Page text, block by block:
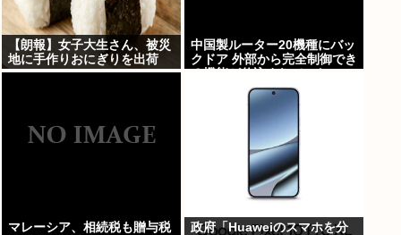
【朗報】女子大生さん、被災
地に手作りおにぎりを出荷
中国製ルーター20機種にバッ
クドア 外部から完全制御でき
マレーシア、相続税も贈与税
政府「Huaweiのスマホを分